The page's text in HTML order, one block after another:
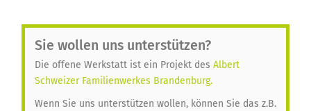
Sie wollen uns unterstützen?
Die offene Werkstatt ist ein Projekt des Albert
Schweizer Familienwerkes Brandenburg.
Wenn Sie uns unterstützen wollen, können Sie das z.B.